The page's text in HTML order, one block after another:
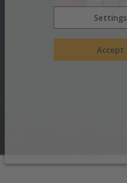
Settings
Accept